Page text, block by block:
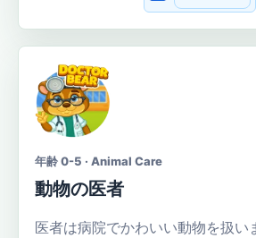
年齢 0-5 · Animal Care
動物の医者
医者は病院でかわいい動物を扱い